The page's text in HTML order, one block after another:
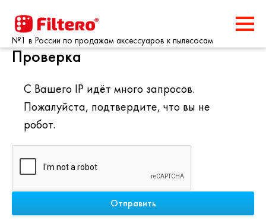
№1 в России по продажам аксессуаров к пылесосам
Проверка
С Вашего IP идёт много запросов.
Пожалуйста, подтвердите, что вы не
робот.